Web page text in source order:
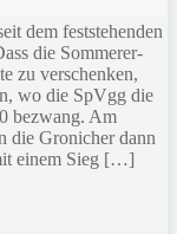
dem feststehenden
die Sommerer-
zu verschenken,
wo die SpVgg die
bezwang. Am
die Gronicher dann
einem Sieg […]